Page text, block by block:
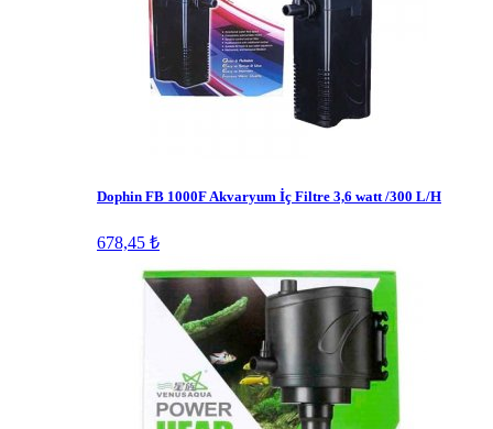
Dophin FB 1000F Akvaryum İç Filtre 3,6 watt /300 L/H
678,45 ₺